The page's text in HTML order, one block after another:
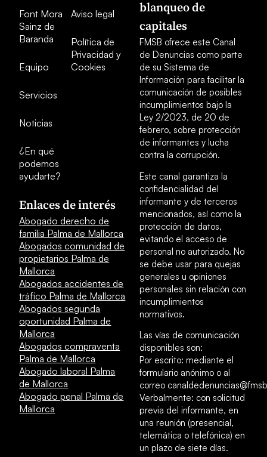
Font Mora
Sainz de
Baranda
Equipo
Servicios
Noticias
¿En qué
podemos
ayudarte?
Aviso legal
Política de
Privacidad y
Cookies
Enlaces de interés
Abogado derecho de
familia Palma de Mallorca
Abogados comunidad de
propietarios Palma de
Mallorca
Abogados accidentes de
tráfico Palma de Mallorca
Abogados segunda
oportunidad Palma de
Mallorca
Abogados compraventa
Palma de Mallorca
Abogado laboral Palma
de Mallorca
Abogado penal Palma de
Mallorca
blanqueo de
capitales
FMSB ofrece este Canal
de Denuncias como parte
de su Sistema de
Información para facilitar la
comunicación de posibles
incumplimientos bajo la
Ley 2/2023, de 20 de
febrero, sobre protección
de informantes y lucha
contra la corrupción.
Este canal garantiza la
confidencialidad del
informante y de terceros
mencionados, así como la
protección de datos,
evitando el acceso de
personal no autorizado. No
se debe usar para quejas
generales u opiniones
personales sin relación con
incumplimientos
normativos.
Las vías de comunicación
disponibles son:
Por escrito: mediante el
formulario anónimo o al
correo
Verbalmente: con solicitud
previa del informante, en
una reunión (presencial,
telemática o telefónica) en
un plazo de siete días.